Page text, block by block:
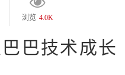
浏览 4.0K
巴技术成长